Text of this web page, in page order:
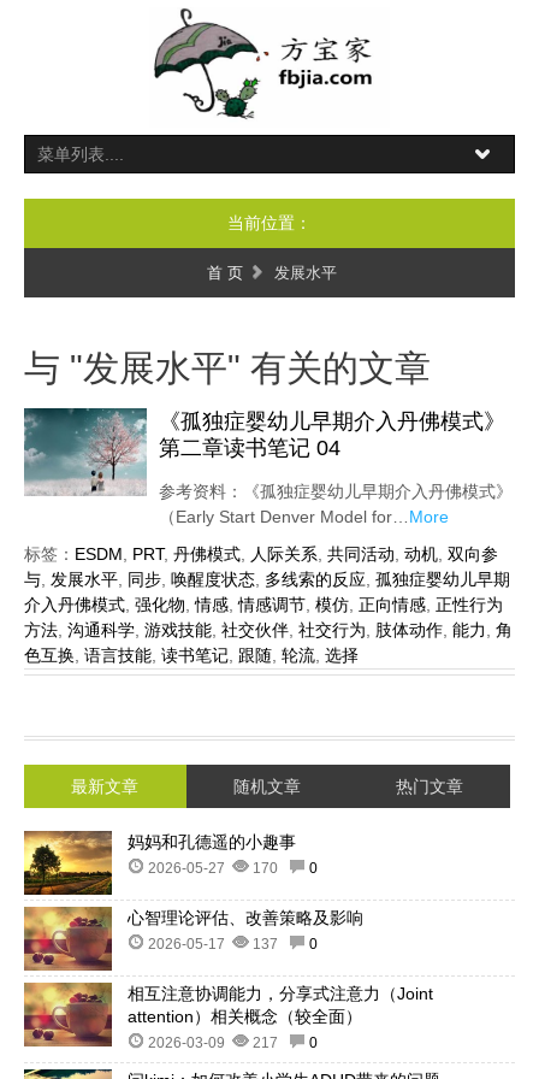
当前位置：
首 页 发展水平
与 "发展水平" 有关的文章
《孤独症婴幼儿早期介入丹佛模式》
第二章读书笔记 04
参考资料：《孤独症婴幼儿早期介入丹佛模式》
（Early Start Denver Model for… More
标签： ESDM PRT, 丹佛模式 人际关系 共同活动 动机 双向参
与 发展水平 同步 唤醒度状态 多线索的反应 孤独症婴幼儿早期
介入丹佛模式 强化物 ,情感 ,情感调节 模仿 正向情感 正性行为
方法 沟通科学 游戏技能 社交伙伴 社交行为 肢体动作 能力
角
色互换 语言技能 读书笔记 跟随 轮流 选择
最新文章 随机文章 热门文章
妈妈和孔德遥的小趣事
2026-05-27 170 0
心智理论评估、改善策略及影响
2026-05-17 137 0
相互注意协调能力，分享式注意力（Joint
attention）相关概念（较全面）
2026-03-09 217 0